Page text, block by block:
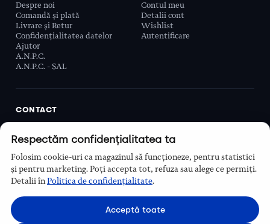
Despre noi
Comandă și plată
Livrare și Retur
Confidențialitatea datelor
Ajutor
A.N.P.C.
A.N.P.C. - SAL
Contul meu
Detalii cont
Wishlist
Autentificare
CONTACT
Sector 6, București, România
Program
Luni–Vineri, 9:00 – 16:00
Respectăm confidențialitatea ta
Folosim cookie-uri ca magazinul să funcționeze, pentru statistici
și pentru marketing. Poți accepta tot, refuza sau alege ce permiți.
Detalii înPolitica de confidențialitate.
Acceptă toate